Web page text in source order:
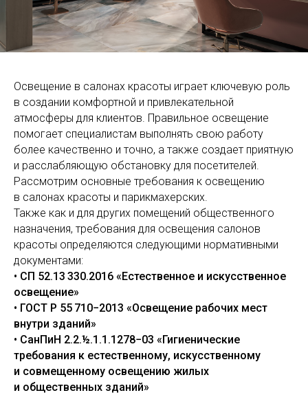
Освещение в салонах красоты играет ключевую роль
в создании комфортной и привлекательной
атмосферы для клиентов. Правильное освещение
помогает специалистам выполнять свою работу
более качественно и точно, а также создает приятную
и расслабляющую обстановку для посетителей.
Рассмотрим основные требования к освещению
в салонах красоты и парикмахерских.
Также как и для других помещений общественного
назначения, требования для освещения салонов
красоты определяются следующими нормативными
документами:
• СП 52.13 330.2016 «Естественное и искусственное
освещение»
• ГОСТ Р 55 710−2013 «Освещение рабочих мест
внутри зданий»
• СанПиН 2.2.½.1.1.1278−03 «Гигиенические
требования к естественному, искусственному
и совмещенному освещению жилых
и общественных зданий»